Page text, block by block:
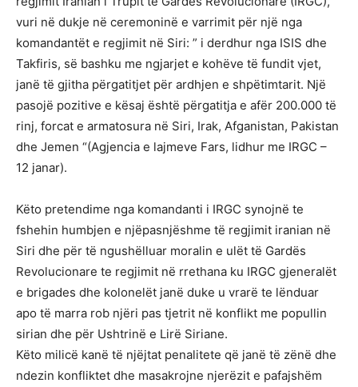
vuri në dukje në ceremoninë e varrimit për një nga
komandantët e regjimit në Siri: ” i derdhur nga ISIS dhe
Takfiris, së bashku me ngjarjet e kohëve të fundit vjet,
janë të gjitha përgatitjet për ardhjen e shpëtimtarit. Një
pasojë pozitive e kësaj është përgatitja e afër 200.000 të
rinj, forcat e armatosura në Siri, Irak, Afganistan, Pakistan
dhe Jemen “(Agjencia e lajmeve Fars, lidhur me IRGC –
12 janar).
Këto pretendime nga komandanti i IRGC synojnë te
fshehin humbjen e njëpasnjëshme të regjimit iranian në
Siri dhe për të ngushëlluar moralin e ulët të Gardës
Revolucionare te regjimit në rrethana ku IRGC gjeneralët
e brigades dhe kolonelët janë duke u vrarë te lënduar
apo të marra rob njëri pas tjetrit në konflikt me popullin
sirian dhe për Ushtrinë e Lirë Siriane.
Këto milicë kanë të njëjtat penalitete që janë të zënë dhe
ndezin konfliktet dhe masakrojne njerëzit e pafajshëm